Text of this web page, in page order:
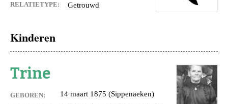
RELATIETYPE: Getrouwd
Kinderen
Trine
GEBOREN: 14 maart 1875 (Sippenaeken)